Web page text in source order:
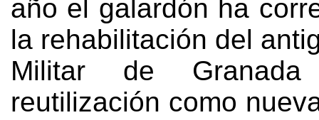
año el galardón ha
la rehabilitación del
Militar de
reutilización como